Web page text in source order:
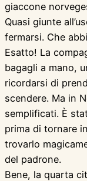
giaccone
Quasi giunte
fermarsi. Che
Esatto! La
bagagli a mano,
ricordarsi di
scendere. Ma in
semplificati. È
prima di tornare
trovarlo
del padrone.
Bene, la quarta